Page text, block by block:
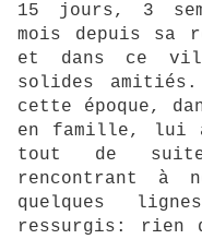
15 jours, 3
mois depuis sa
et dans ce
solides
cette époque,
en famille, lui
tout de
rencontrant à
quelques
ressurgis: rien